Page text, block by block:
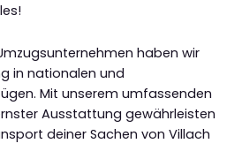
haben wir
in nationalen und
Mit unserem umfassenden
Ausstattung gewährleisten
deiner Sachen von Villach